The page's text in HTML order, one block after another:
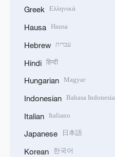
Greek Ελληνικά
Hausa Hausa
Hebrew עברית
Hindi हिन्दी
Hungarian Magyar
Indonesian Bahasa Indonesia
Italian Italiano
Japanese 日本語
Korean 한국어